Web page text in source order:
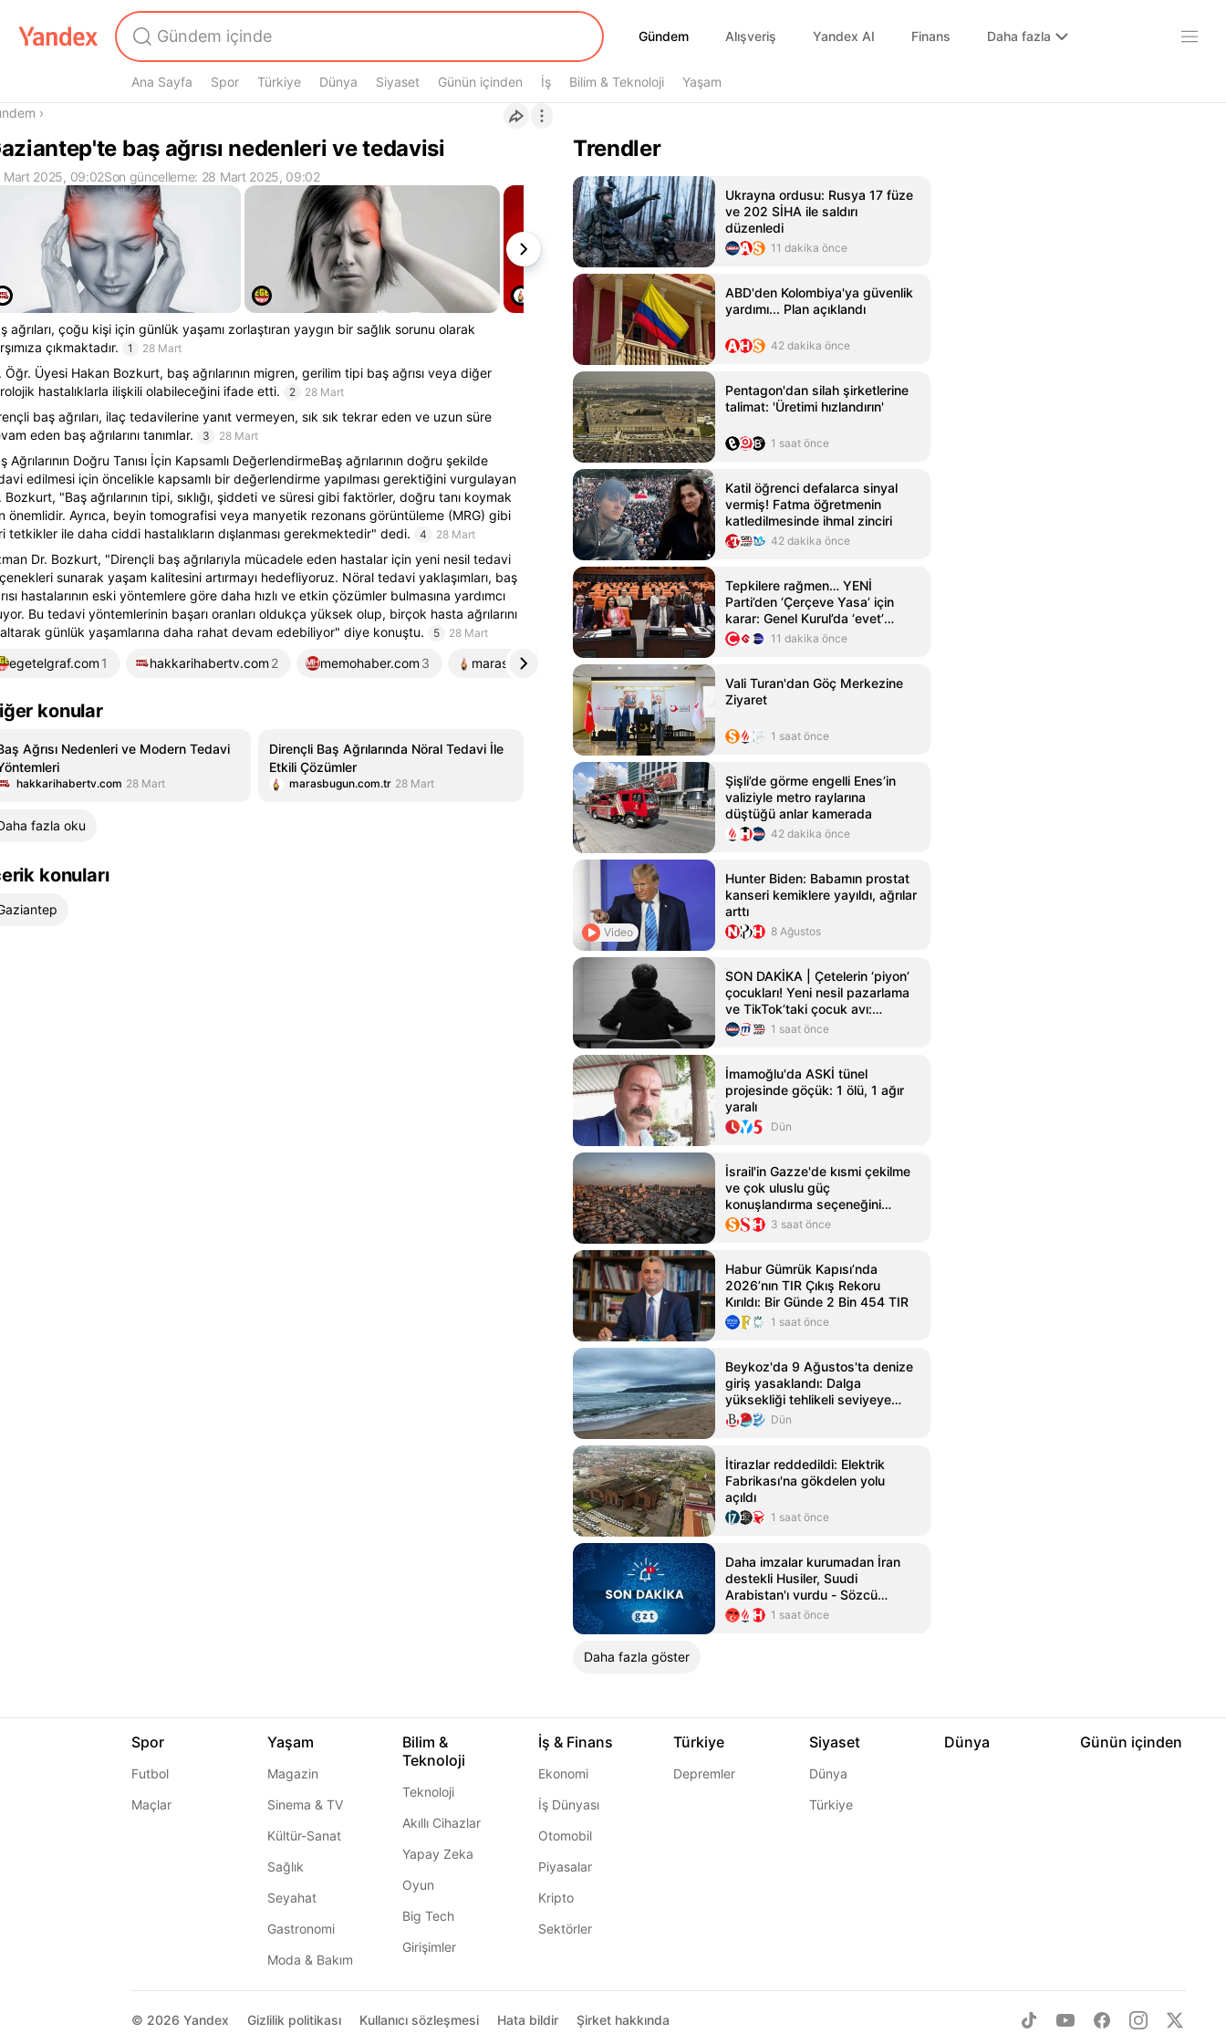
Gündem
Gündem Alışveriş Yandex AI Finans Daha fazla
Ana Sayfa Spor Türkiye Dünya Siyaset Günün içinden İş Bilim & Teknoloji Yaşam
›
baş ağrısı nedenleri ve tedavisi
Mart 2025, 09:02Son güncelleme: 28 Mart 2025, 09:02
ağrıları, çoğu kişi için günlük yaşamı zorlaştıran yaygın bir sağlık sorunu olarak
çıkmaktadır.
1 28 Mart
Öğr. Üyesi Hakan Bozkurt, baş ağrılarının migren, gerilim tipi baş ağrısı veya diğer
hastalıklarla ilişkili olabileceğini ifade etti.
2 28 Mart
baş ağrıları, ilaç tedavilerine yanıt vermeyen, sık sık tekrar eden ve uzun süre
eden baş ağrılarını tanımlar.
3 28 Mart
Ağrılarının Doğru Tanısı İçin Kapsamlı DeğerlendirmeBaş ağrılarının doğru şekilde
edilmesi için öncelikle kapsamlı bir değerlendirme yapılması gerektiğini vurgulayan
Bozkurt, "Baş ağrılarının tipi, sıklığı, şiddeti ve süresi gibi faktörler, doğru tanı koymak
önemlidir. Ayrıca, beyin tomografisi veya manyetik rezonans görüntüleme (MRG) gibi
tetkikler ile daha ciddi hastalıkların dışlanması gerekmektedir" dedi.
4 28 Mart
Dr. Bozkurt, "Dirençli baş ağrılarıyla mücadele eden hastalar için yeni nesil tedavi
sunarak yaşam kalitesini artırmayı hedefliyoruz. Nöral tedavi yaklaşımları, baş
hastalarının eski yöntemlere göre daha hızlı ve etkin çözümler bulmasına yardımcı
Bu tedavi yöntemlerinin başarı oranları oldukça yüksek olup, birçok hasta ağrılarını
günlük yaşamlarına daha rahat devam edebiliyor" diye konuştu.
5 28 Mart
egetelgraf.com 1 hakkarihabertv.com 2 memohaber.com 3 marasbugun.com.tr4 karsmanset.com
konular
Ağrısı Nedenleri ve Modern Tedavi
hakkarihabertv.com 28 Mart
Dirençli Baş Ağrılarında Nöral Tedavi İle
Etkili Çözümler
marasbugun.com.tr 28 Mart
fazla oku
konuları
Trendler
Ukrayna ordusu: Rusya 17 füze
ve 202 SİHA ile saldırı
düzenledi
11 dakika önce
ABD'den Kolombiya'ya güvenlik
yardımı... Plan açıklandı
42 dakika önce
Pentagon'dan silah şirketlerine
talimat: 'Üretimi hızlandırın'
1 saat önce
Katil öğrenci defalarca sinyal
vermiş! Fatma öğretmenin
katledilmesinde ihmal zinciri
42 dakika önce
Tepkilere rağmen… YENİ
Parti’den ‘Çerçeve Yasa’ için
karar: Genel Kurul’da ‘evet’
diyecek11 dakika önce
Vali Turan'dan Göç Merkezine
Ziyaret
1 saat önce
Şişli’de görme engelli Enes’in
valiziyle metro raylarına
düştüğü anlar kamerada
42 dakika önce
Video
Hunter Biden: Babamın prostat
kanseri kemiklere yayıldı, ağrılar
arttı
8 Ağustos
SON DAKİKA | Çetelerin ‘piyon’
çocukları! Yeni nesil pazarlama
ve TikTok’taki çocuk avı:
Kardeşim deyip ölüme yolladılar
1 saat önce
İmamoğlu'da ASKİ tünel
projesinde göçük: 1 ölü, 1 ağır
yaralı
Dün
İsrail'in Gazze'de kısmi çekilme
ve çok uluslu güç
konuşlandırma seçeneğini
değerlendirdiği iddia edildi
3 saat önce
Habur Gümrük Kapısı’nda
2026’nın TIR Çıkış Rekoru
Kırıldı: Bir Günde 2 Bin 454 TIR
1 saat önce
Beykoz'da 9 Ağustos'ta denize
giriş yasaklandı: Dalga
yüksekliği tehlikeli seviyeye
ulaştı
Dün
İtirazlar reddedildi: Elektrik
Fabrikası'na gökdelen yolu
açıldı
1 saat önce
Daha imzalar kurumadan İran
destekli Husiler, Suudi
Arabistan'ı vurdu - Sözcü
Gazetesi1 saat önce
Daha fazla göster
Spor
Futbol
Maçlar
Yaşam
Magazin
Sinema & TV
Kültür-Sanat
Sağlık
Seyahat
Gastronomi
Moda & Bakım
Bilim &
Teknoloji
Teknoloji
Akıllı Cihazlar
Yapay Zeka
Oyun
Big Tech
Girişimler
İş & Finans
Ekonomi
İş Dünyası
Otomobil
Piyasalar
Kripto
Sektörler
Türkiye
Depremler
Siyaset
Dünya
Türkiye
Dünya Günün içinden
© 2026 Yandex Gizlilik politikası Kullanıcı sözleşmesi Hata bildir Şirket hakkında